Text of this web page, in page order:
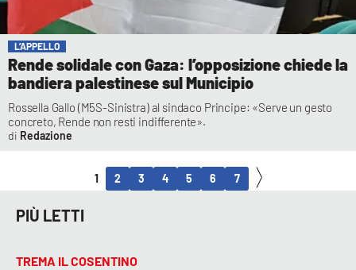
L’APPELLO
Rende solidale con Gaza: l’opposizione chiede la
bandiera palestinese sul Municipio
Rossella Gallo (M5S-Sinistra) al sindaco Principe: «Serve un gesto
concreto, Rende non resti indifferente».
Redazione
1 2 3 4 5 6 7
PIÙ LETTI
TREMA IL COSENTINO